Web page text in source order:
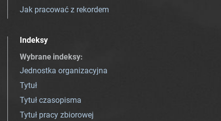
Jak pracować z rekordem
Indeksy
Wybrane indeksy:
Jednostka organizacyjna
Tytuł
Tytuł czasopisma
Tytuł pracy zbiorowej